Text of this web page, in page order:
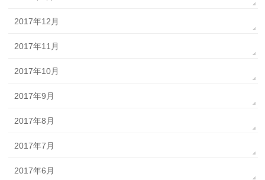
2017年12月
2017年11月
2017年10月
2017年9月
2017年8月
2017年7月
2017年6月